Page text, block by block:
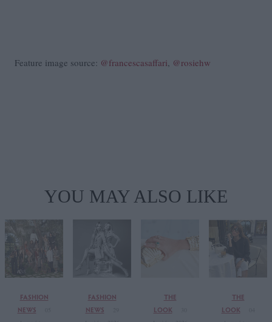
Feature image source: @francescasaffari @rosiehw
YOU MAY ALSO LIKE
FASHION
NEWS
FASHION
NEWS
THE
LOOK
THE
LOOK